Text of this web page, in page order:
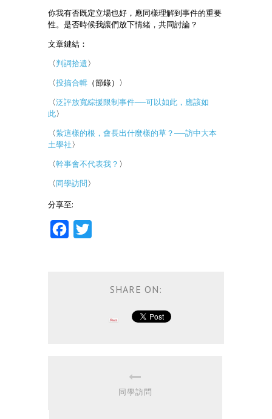
你我有否既定立場也好，應同樣理解到事件的重要
性。是否時候我讓們放下情緒，共同討論？
文章鍵結：
〈判詞拾遺〉
〈投搞合輯 （節錄）〉
〈泛評放寬綜援限制事件──可以如此，應該如
此〉
〈紮這樣的根，會長出什麼樣的草？──訪中大本
土學社〉
〈幹事會不代表我？ 〉
〈同學訪問〉
分享至:
Facebook
SHARE ON:
同學訪問